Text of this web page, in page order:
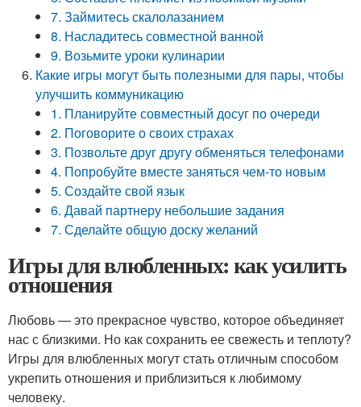
7. Займитесь скалолазанием
8. Насладитесь совместной ванной
9. Возьмите уроки кулинарии
Какие игры могут быть полезными для пары, чтобы
улучшить коммуникацию
1. Планируйте совместный досуг по очереди
2. Поговорите о своих страхах
3. Позвольте друг другу обменяться телефонами
4. Попробуйте вместе заняться чем-то новым
5. Создайте свой язык
6. Давай партнеру небольшие задания
7. Сделайте общую доску желаний
Игры для влюбленных: как усилить
отношения
Любовь — это прекрасное чувство, которое объединяет
нас с близкими. Но как сохранить ее свежесть и теплоту?
Игры для влюбленных могут стать отличным способом
укрепить отношения и приблизиться к любимому
человеку.